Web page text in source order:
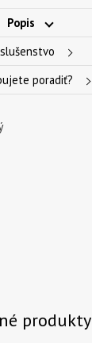
Popis
poradiť?
produkty